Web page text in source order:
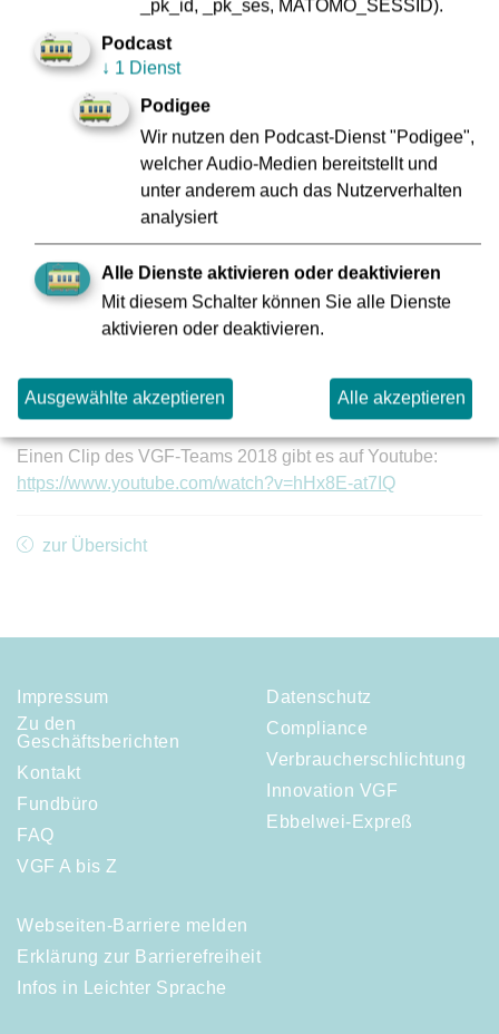
Wettkampftag“, sind sich Siefert, Jerchel und Raasch einig.
„Ein bisschen parteiisch sind wird als VGF-
Geschäftsführung natürlich schon und drücken unserem
Team besonders fest die Daumen“, so Kerstin Jerchel und
Thomas Raasch abschließend.
Weitere Informationen
Alle Informationen rund um die Veranstaltung in Frankfurt
gibt es unter: vgf-ffm.de/tramem24
Alle Informationen rund um die Veranstaltungsreihe „Tram-
EM“ gibt es unter:tramem.eu
Kulissen und begleitet die Veranstaltung:
instagram.com/vgf_allefahrenmit
Einen Clip des VGF-Teams 2018 gibt es auf Youtube:
https://www.youtube.com/watch?v=hHx8E-at7IQ
zur Übersicht
Impressum
Zu den
Geschäftsberichten
Kontakt
Fundbüro
FAQ
VGF A bis Z
Datenschutz
Compliance
Verbraucherschlichtung
Innovation VGF
Ebbelwei-Expreß
Webseiten-Barriere melden
Erklärung zur Barrierefreiheit
Infos in Leichter Sprache
_pk_id, _pk_ses, MATOMO_SESSID).
Podcast
↓ 1 Dienst
Podigee
Wir nutzen den Podcast-Dienst "Podigee",
welcher Audio-Medien bereitstellt und
unter anderem auch das Nutzerverhalten
analysiert
Alle Dienste aktivieren oder deaktivieren
Mit diesem Schalter können Sie alle Dienste
aktivieren oder deaktivieren.
Ausgewählte akzeptieren Alle akzeptieren